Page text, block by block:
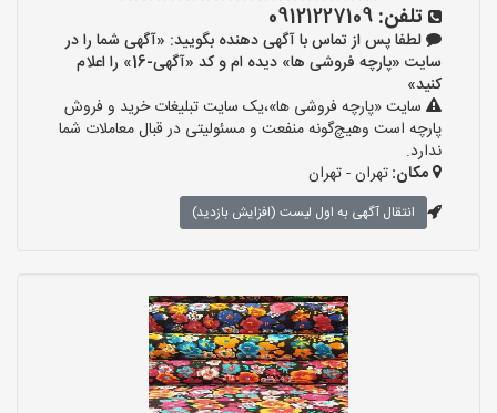
تلفن: 09121227109
لطفا پس از تماس با آگهی دهنده بگویید: «آگهی شما را در
سایت «پارچه فروشی ها» دیده ام و کد «آگهی-16» را اعلام
کنید»
سایت «پارچه فروشی ها»،یک سایت تبلیغات خرید و فروش
پارچه است وهیچ‌گونه منفعت و مسئولیتی در قبال معاملات شما
ندارد.
مکان:تهران - تهران
انتقال آگهی به اول لیست (افزایش بازدید)